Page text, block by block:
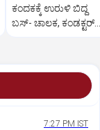
ಕಂದಕಕ್ಕೆ ಉರುಳಿ ಬಿದ್ದ
ಬಸ್-‌ ಚಾಲಕ, ಕಂಡಕ್ಟರ್‌
7:27 PM IST